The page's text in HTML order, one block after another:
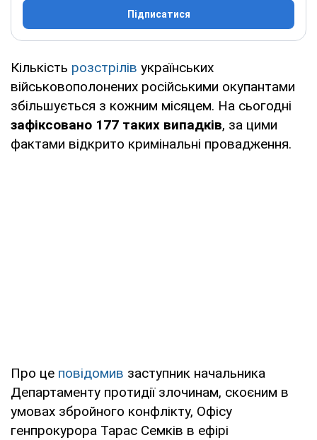
Підписатися
Кількість розстрілів українських
військовополонених російськими окупантами
збільшується з кожним місяцем. На сьогодні
зафіксовано 177 таких випадків, за цими
фактами відкрито кримінальні провадження.
Про це повідомив заступник начальника
Департаменту протидії злочинам, скоєним в
умовах збройного конфлікту, Офісу
генпрокурора Тарас Семків в ефірі